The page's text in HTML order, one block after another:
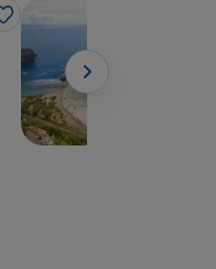
Me gusta